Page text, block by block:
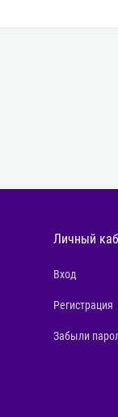
Личный
Вход
Регистрация
Забыли